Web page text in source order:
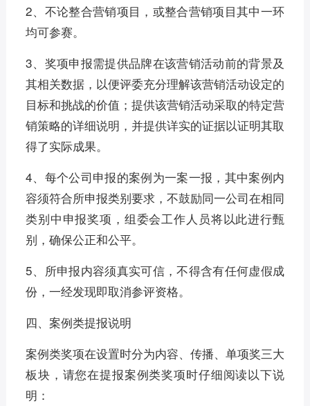
2、不论整合营销项目，或整合营销项目其中一环
均可参赛。
3、奖项申报需提供品牌在该营销活动前的背景及
其相关数据，以便评委充分理解该营销活动设定的
目标和挑战的价值；提供该营销活动采取的特定营
销策略的详细说明，并提供详实的证据以证明其取
得了实际成果。
4、每个公司申报的案例为一案一报，其中案例内
容须符合所申报类别要求，不鼓励同一公司在相同
类别中申报奖项，组委会工作人员将以此进行甄
别，确保公正和公平。
5、所申报内容须真实可信，不得含有任何虚假成
份，一经发现即取消参评资格。
四、案例类提报说明
案例类奖项在设置时分为内容、传播、单项奖三大
板块，请您在提报案例类奖项时仔细阅读以下说
明：